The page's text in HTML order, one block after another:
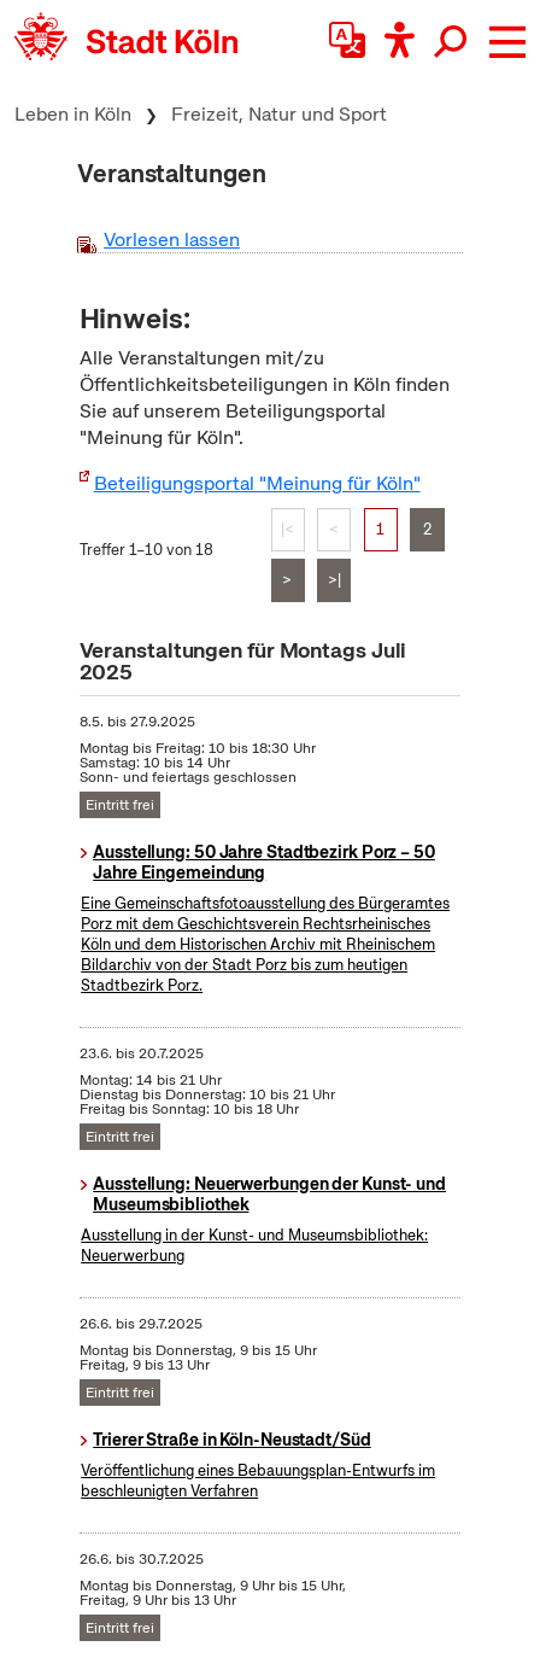
zum Inhalt springen
Leben in Köln Freizeit, Natur und Sport
Veranstaltungen
Vorlesen lassen
Hinweis:
Alle Veranstaltungen mit/zu
Öffentlichkeitsbeteiligungen in Köln finden
Sie auf unserem Beteiligungsportal
"Meinung für Köln".
Beteiligungsportal "Meinung für Köln"
Treffer 1–10 von 18
|< < 1 2
> >|
Veranstaltungen für Montags Juli
2025
8.5. bis27.9.2025
Montag bis Freitag: 10 bis 18:30 Uhr
Samstag: 10 bis 14 Uhr
Sonn- und feiertags geschlossen
Eintritt frei
Ausstellung: 50 Jahre Stadtbezirk Porz – 50
Jahre Eingemeindung
Eine Gemeinschaftsfotoausstellung des Bürgeramtes
Porz mit dem Geschichtsverein Rechtsrheinisches
Köln und dem Historischen Archiv mit Rheinischem
Bildarchiv von der Stadt Porz bis zum heutigen
Stadtbezirk Porz.
23.6. bis20.7.2025
Montag: 14 bis 21 Uhr
Dienstag bis Donnerstag: 10 bis 21 Uhr
Freitag bis Sonntag: 10 bis 18 Uhr
Eintritt frei
Ausstellung: Neuerwerbungen der Kunst- und
Museumsbibliothek
Ausstellung in der Kunst- und Museumsbibliothek:
Neuerwerbung
26.6. bis29.7.2025
Montag bis Donnerstag, 9 bis 15 Uhr
Freitag, 9 bis 13 Uhr
Eintritt frei
Trierer Straße in Köln-Neustadt/Süd
Veröffentlichung eines Bebauungsplan-Entwurfs im
beschleunigten Verfahren
26.6. bis30.7.2025
Montag bis Donnerstag, 9 Uhr bis 15 Uhr,
Freitag, 9 Uhr bis 13 Uhr
Eintritt frei